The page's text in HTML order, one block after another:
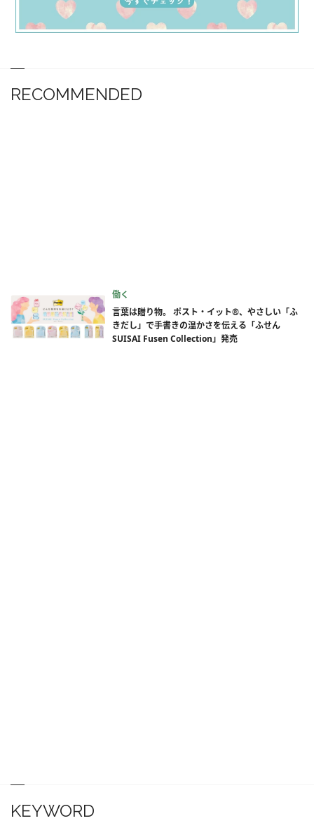
RECOMMENDED
働く
言葉は贈り物。 ポスト・イット®、やさしい「ふ
きだし」で手書きの温かさを伝える「ふせん
SUISAI Fusen Collection」発売
KEYWORD